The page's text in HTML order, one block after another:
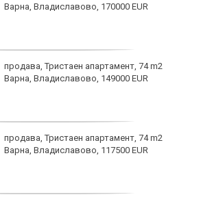
Варна, Владиславово, 170000 EUR
продава, Тристаен апартамент, 74 m2
Варна, Владиславово, 149000 EUR
продава, Тристаен апартамент, 74 m2
Варна, Владиславово, 117500 EUR